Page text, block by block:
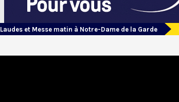
Laudes et Messe matin à Notre-Dame de la Garde